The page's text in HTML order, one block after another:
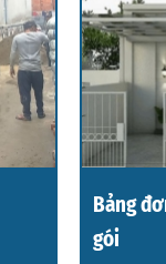
Bảng
gói